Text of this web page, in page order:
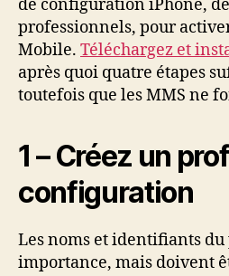
de configuration iPhone,
professionnels, pour
Mobile. Téléchargez et
après quoi quatre étapes
toutefois que les MMS ne
1 – Créez un
configuration
Les noms et identifiants
importance, mais doivent